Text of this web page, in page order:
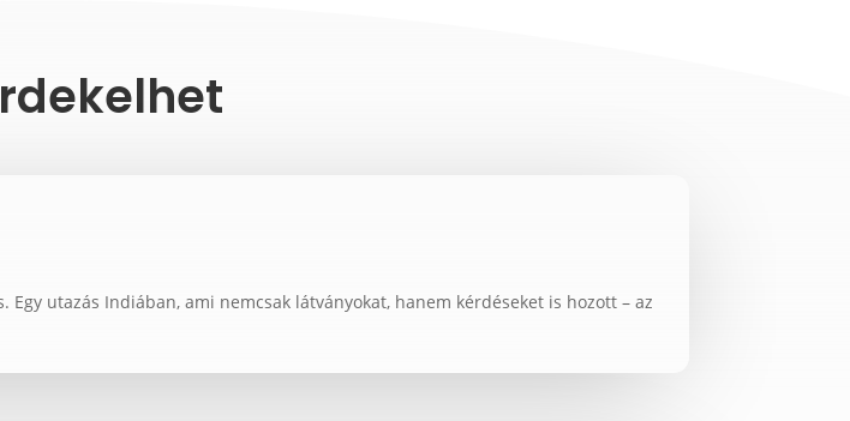
utazás Indiában, ami nemcsak látványokat, hanem kérdéseket is hozott – az